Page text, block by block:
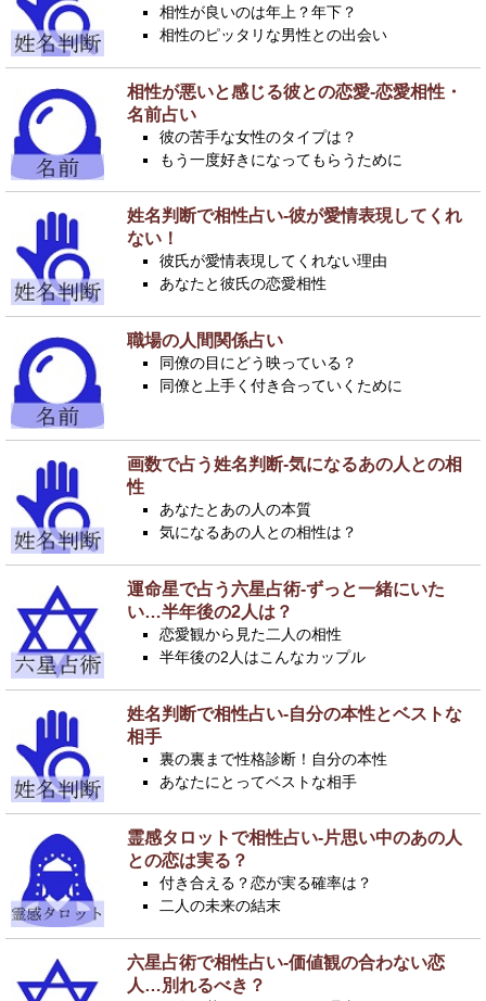
相性が良いのは年上？年下？
相性のピッタリな男性との出会い
相性が悪いと感じる彼との恋愛-恋愛相性・
名前占い
彼の苦手な女性のタイプは？
もう一度好きになってもらうために
姓名判断で相性占い-彼が愛情表現してくれ
ない！
彼氏が愛情表現してくれない理由
あなたと彼氏の恋愛相性
職場の人間関係占い
同僚の目にどう映っている？
同僚と上手く付き合っていくために
画数で占う姓名判断-気になるあの人との相
性
あなたとあの人の本質
気になるあの人との相性は？
運命星で占う六星占術-ずっと一緒にいた
い…半年後の2人は？
恋愛観から見た二人の相性
半年後の2人はこんなカップル
姓名判断で相性占い-自分の本性とベストな
相手
裏の裏まで性格診断！自分の本性
あなたにとってベストな相手
霊感タロットで相性占い-片思い中のあの人
との恋は実る？
付き合える？恋が実る確率は？
二人の未来の結末
六星占術で相性占い-価値観の合わない恋
人…別れるべき？